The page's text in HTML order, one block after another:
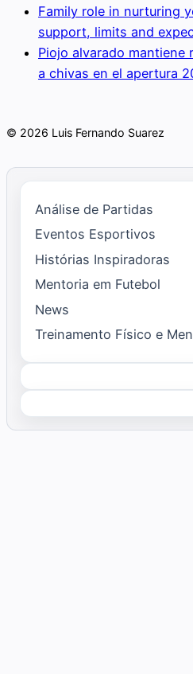
Family role in nurturing
support, limits and
Piojo alvarado mantiene
a chivas en el apertura
© 2026 Luis Fernando Suarez
Análise de Partidas
Eventos Esportivos
Histórias Inspiradoras
Mentoria em Futebol
News
Treinamento Físico e